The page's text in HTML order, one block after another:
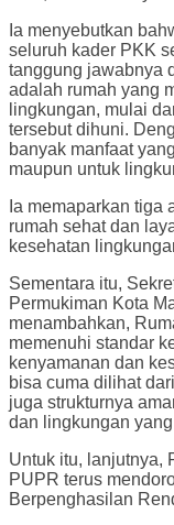
Ia menyebutkan
seluruh kader PKK
tanggung jawabnya
adalah rumah yang
lingkungan, mulai
tersebut dihuni.
banyak manfaat
maupun untuk
Ia memaparkan tiga
rumah sehat dan
kesehatan
Sementara itu,
Permukiman Kota
menambahkan,
memenuhi standar
kenyamanan dan
bisa cuma dilihat
juga strukturnya
dan lingkungan
Untuk itu, lanjutnya,
PUPR terus
Berpenghasilan